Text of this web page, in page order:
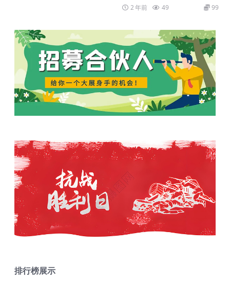
2 年前 49 99
排行榜展示